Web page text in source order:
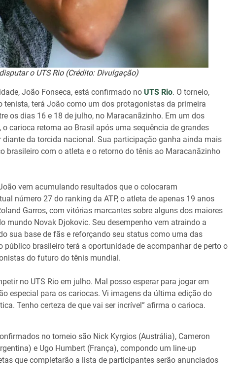
o UTS Rio (Crédito: Divulgação)
João Fonseca, está confirmado no UTS Rio. O torneio,
tenista, terá João como um dos protagonistas da primeira
os dias 16 e 18 de julho, no Maracanãzinho. Em um dos
carioca retorna ao Brasil após uma sequência de grandes
da torcida nacional. Sua participação ganha ainda mais
brasileiro com o atleta e o retorno do tênis ao Maracanãzinho
vem acumulando resultados que o colocaram
número 27 do ranking da ATP, o atleta de apenas 19 anos
Garros, com vitórias marcantes sobre alguns dos maiores
mundo Novak Djokovic. Seu desempenho vem atraindo a
sua base de fãs e reforçando seu status como uma das
público brasileiro terá a oportunidade de acompanhar de perto o
do futuro do tênis mundial.
no UTS Rio em julho. Mal posso esperar para jogar em
especial para os cariocas. Vi imagens da última edição do
Tenho certeza de que vai ser incrível” afirma o carioca.
no torneio são Nick Kyrgios (Austrália), Cameron
e Ugo Humbert (França), compondo um line-up
que completarão a lista de participantes serão anunciados